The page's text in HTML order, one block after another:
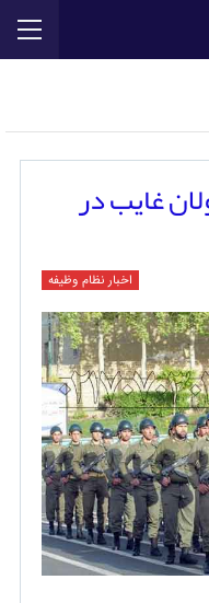
غایب در
اخبار نظام وظیفه